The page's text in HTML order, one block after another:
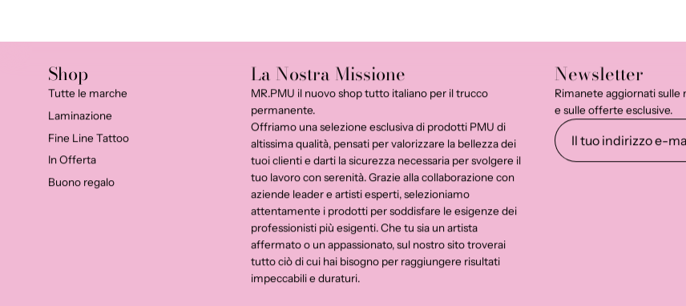
Shop
Tutte le marche
Laminazione
Fine Line Tattoo
In Offerta
Buono regalo
La Nostra Missione
MR.PMU il nuovo shop tutto italiano per il trucco
permanente.
Offriamo una selezione esclusiva di prodotti PMU di
altissima qualità, pensati per valorizzare la bellezza dei
tuoi clienti e darti la sicurezza necessaria per svolgere il
tuo lavoro con serenità. Grazie alla collaborazione con
aziende leader e artisti esperti, selezioniamo
attentamente i prodotti per soddisfare le esigenze dei
professionisti più esigenti. Che tu sia un artista
affermato o un appassionato, sul nostro sito troverai
tutto ciò di cui hai bisogno per raggiungere risultati
impeccabili e duraturi.
Newsletter
Rimanete aggiornati sulle
e sulle offerte esclusive.